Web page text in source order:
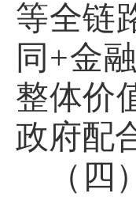
等全链
同+金
整体价
政府配
（